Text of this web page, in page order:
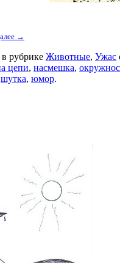
→
в рубрике Животные, Ужас
цепи, насмешка,
шутка, юмор.